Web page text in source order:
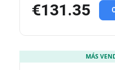
€131.35
MÁS